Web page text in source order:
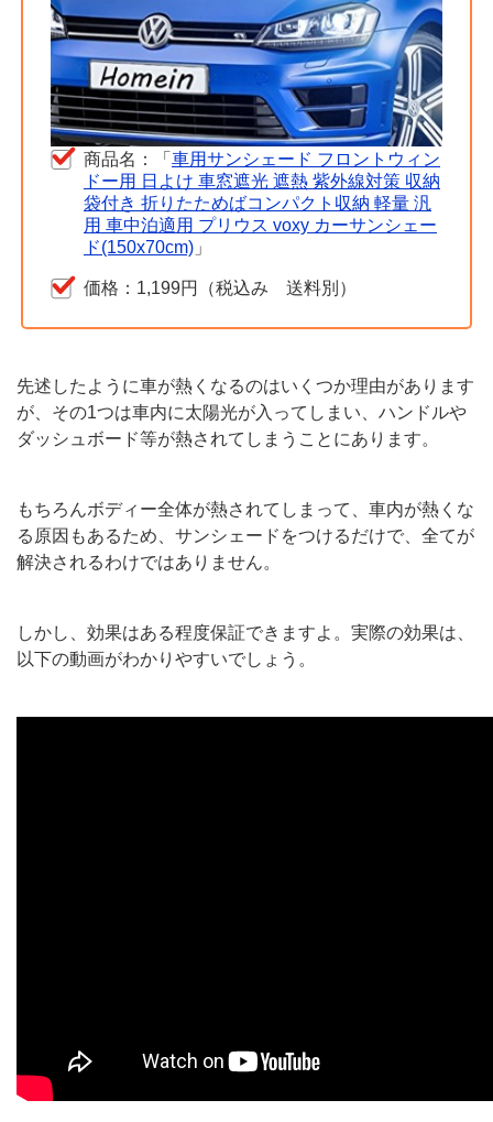
商品名：「 車用サンシェード フロントウィン
ドー用 日よけ 車窓遮光 遮熱 紫外線対策 収納
袋付き 折りたためばコンパクト収納 軽量 汎
用 車中泊適用 プリウス voxy カーサンシェー
ド(150x70cm) 」
価格：1,199円（税込み 送料別）
先述したように車が熱くなるのはいくつか理由があります
が、その1つは車内に太陽光が入ってしまい、ハンドルや
ダッシュボード等が熱されてしまうことにあります。
もちろんボディー全体が熱されてしまって、車内が熱くな
る原因もあるため、サンシェードをつけるだけで、全てが
解決されるわけではありません。
しかし、効果はある程度保証できますよ。実際の効果は、
以下の動画がわかりやすいでしょう。